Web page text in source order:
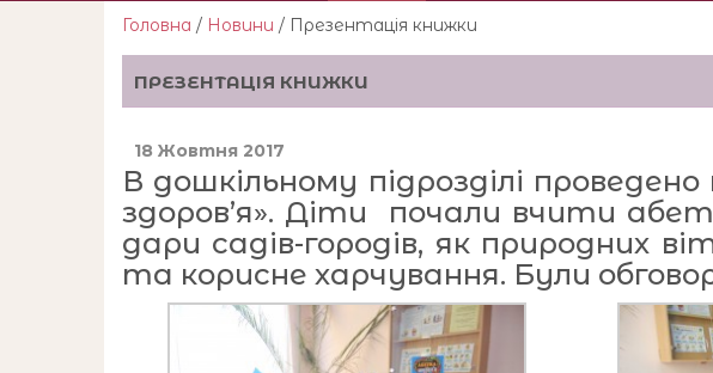
Головна / Новини / Презентація книжки
ПРЕЗЕНТАЦІЯ КНИЖКИ
18 Жовтня 2017
В дошкільному підрозділі
здоров’я». Діти почали вчити
дари садів-городів, як природних
та корисне харчування. Були